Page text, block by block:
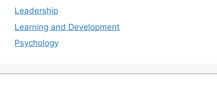
Leadership
Learning and Development
Psychology